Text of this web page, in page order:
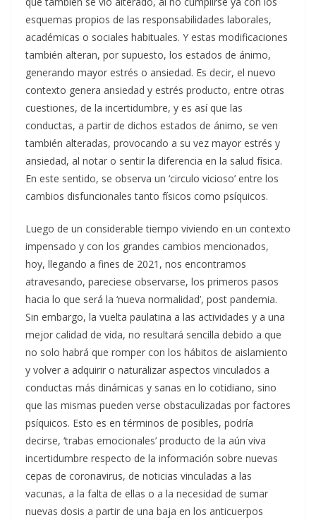
esquemas propios de las responsabilidades laborales,
académicas o sociales habituales. Y estas modificaciones
también alteran, por supuesto, los estados de ánimo,
generando mayor estrés o ansiedad. Es decir, el nuevo
contexto genera ansiedad y estrés producto, entre otras
cuestiones, de la incertidumbre, y es así que las
conductas, a partir de dichos estados de ánimo, se ven
también alteradas, provocando a su vez mayor estrés y
ansiedad, al notar o sentir la diferencia en la salud física.
En este sentido, se observa un ‘circulo vicioso’ entre los
cambios disfuncionales tanto físicos como psíquicos.
Luego de un considerable tiempo viviendo en un contexto
impensado y con los grandes cambios mencionados,
hoy, llegando a fines de 2021, nos encontramos
atravesando, pareciese observarse, los primeros pasos
hacia lo que será la ‘nueva normalidad’, post pandemia.
Sin embargo, la vuelta paulatina a las actividades y a una
mejor calidad de vida, no resultará sencilla debido a que
no solo habrá que romper con los hábitos de aislamiento
y volver a adquirir o naturalizar aspectos vinculados a
conductas más dinámicas y sanas en lo cotidiano, sino
que las mismas pueden verse obstaculizadas por factores
psíquicos. Esto es en términos de posibles, podría
decirse, ‘trabas emocionales’ producto de la aún viva
incertidumbre respecto de la información sobre nuevas
cepas de coronavirus, de noticias vinculadas a las
vacunas, a la falta de ellas o a la necesidad de sumar
nuevas dosis a partir de una baja en los anticuerpos